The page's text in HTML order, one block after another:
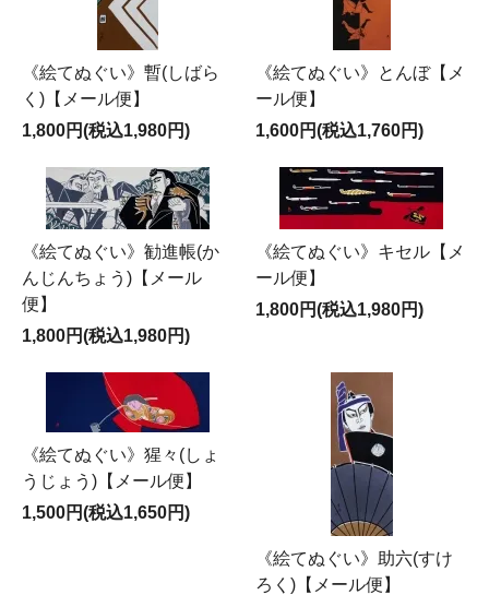
《絵てぬぐい》暫(しばら
く)【メール便】
1,800円(税込1,980円)
《絵てぬぐい》とんぼ【メ
ール便】
1,600円(税込1,760円)
《絵てぬぐい》勧進帳(か
んじんちょう)【メール
便】
1,800円(税込1,980円)
《絵てぬぐい》キセル【メ
ール便】
1,800円(税込1,980円)
《絵てぬぐい》猩々(しょ
うじょう)【メール便】
1,500円(税込1,650円)
《絵てぬぐい》助六(すけ
ろく)【メール便】